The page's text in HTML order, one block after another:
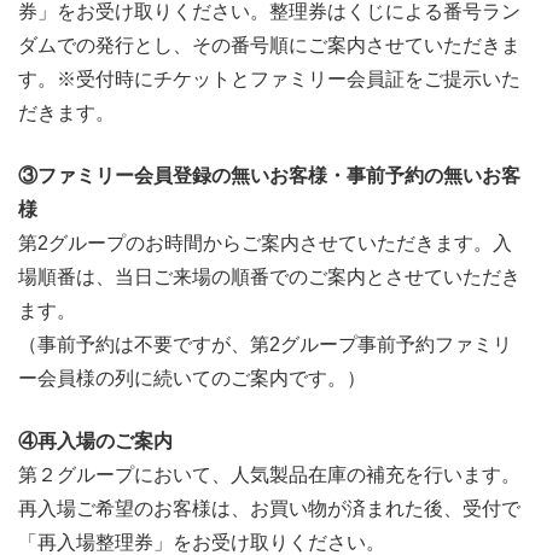
券」をお受け取りください。整理券はくじによる番号ラン
ダムでの発行とし、その番号順にご案内させていただきま
す。※受付時にチケットとファミリー会員証をご提示いた
だきます。
③ファミリー会員登録の無いお客様・事前予約の無いお客
様
第2グループのお時間からご案内させていただきます。入
場順番は、当日ご来場の順番でのご案内とさせていただき
ます。
（事前予約は不要ですが、第2グループ事前予約ファミリ
ー会員様の列に続いてのご案内です。）
④再入場のご案内
第２グループにおいて、人気製品在庫の補充を行います。
再入場ご希望のお客様は、お買い物が済まれた後、受付で
「再入場整理券」をお受け取りください。